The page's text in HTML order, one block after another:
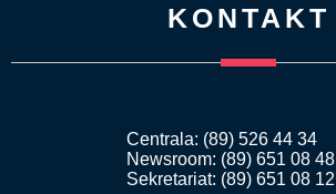
KONTAKT
Centrala: (89) 526 44 34
Newsroom: (89) 651 08 48
Sekretariat: (89) 651 08 12